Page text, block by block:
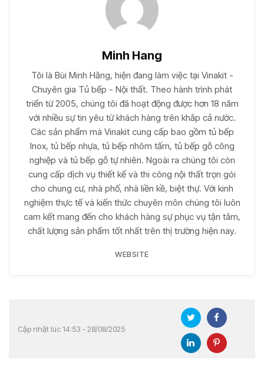
Minh Hang
Tôi là Bùi Minh Hằng, hiện đang làm việc tại Vinakit -
Chuyên gia Tủ bếp - Nội thất. Theo hành trình phát
triển từ 2005, chúng tôi đã hoạt động được hơn 18 năm
với nhiều sự tin yêu từ khách hàng trên khắp cả nước.
Các sản phẩm mà Vinakit cung cấp bao gồm tủ bếp
Inox, tủ bếp nhựa, tủ bếp nhôm tấm, tủ bếp gỗ công
nghiệp và tủ bếp gỗ tự nhiên. Ngoài ra chúng tôi còn
cung cấp dịch vụ thiết kế và thi công nội thất trọn gói
cho chung cư, nhà phố, nhà liền kề, biệt thự. Với kinh
nghiệm thực tế và kiến thức chuyên môn chúng tôi luôn
cam kết mang đến cho khách hàng sự phục vụ tận tâm,
chất lượng sản phẩm tốt nhất trên thị trường hiện nay.
WEBSITE
Cập nhật lúc 14:53 - 28/08/2025